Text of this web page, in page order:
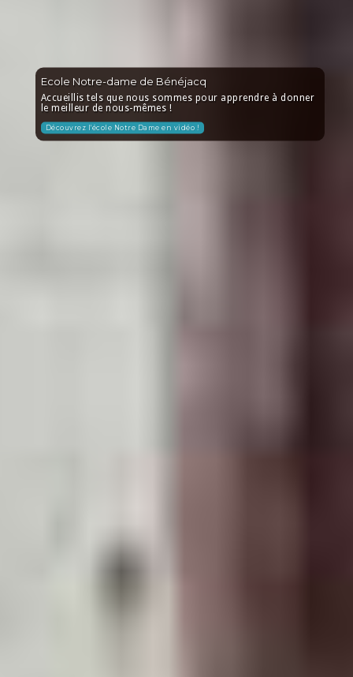
Ecole Notre-dame de Bénéjacq
Accueillis tels que nous sommes pour apprendre à donner
le meilleur de nous-mêmes !
Découvrez l'école Notre Dame en vidéo !